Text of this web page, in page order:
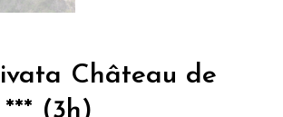
Château de